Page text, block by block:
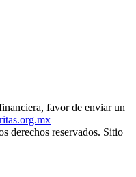
favor de enviar un
derechos reservados. Sitio